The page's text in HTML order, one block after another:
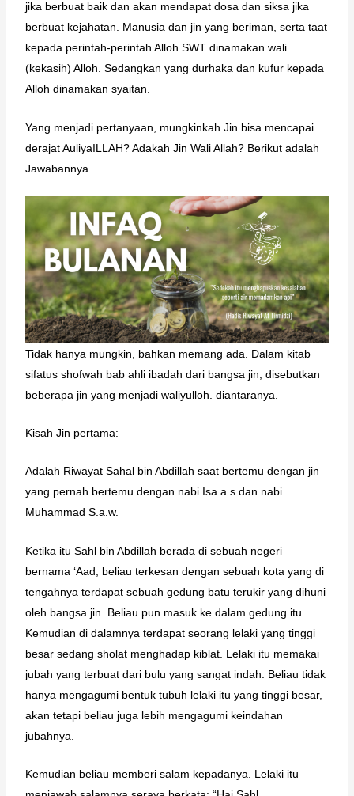
jika berbuat baik dan akan mendapat dosa dan siksa jika
berbuat kejahatan. Manusia dan jin yang beriman, serta taat
kepada perintah-perintah Alloh SWT dinamakan wali
(kekasih) Alloh. Sedangkan yang durhaka dan kufur kepada
Alloh dinamakan syaitan.
Yang menjadi pertanyaan, mungkinkah Jin bisa mencapai
derajat AuliyaILLAH? Adakah Jin Wali Allah? Berikut adalah
Jawabannya…
Tidak hanya mungkin, bahkan memang ada. Dalam kitab
sifatus shofwah bab ahli ibadah dari bangsa jin, disebutkan
beberapa jin yang menjadi waliyulloh. diantaranya.
Kisah Jin pertama:
Adalah Riwayat Sahal bin Abdillah saat bertemu dengan jin
yang pernah bertemu dengan nabi Isa a.s dan nabi
Muhammad S.a.w.
Ketika itu Sahl bin Abdillah berada di sebuah negeri
bernama ‘Aad, beliau terkesan dengan sebuah kota yang di
tengahnya terdapat sebuah gedung batu terukir yang dihuni
oleh bangsa jin. Beliau pun masuk ke dalam gedung itu.
Kemudian di dalamnya terdapat seorang lelaki yang tinggi
besar sedang sholat menghadap kiblat. Lelaki itu memakai
jubah yang terbuat dari bulu yang sangat indah. Beliau tidak
hanya mengagumi bentuk tubuh lelaki itu yang tinggi besar,
akan tetapi beliau juga lebih mengagumi keindahan
jubahnya.
Kemudian beliau memberi salam kepadanya. Lelaki itu